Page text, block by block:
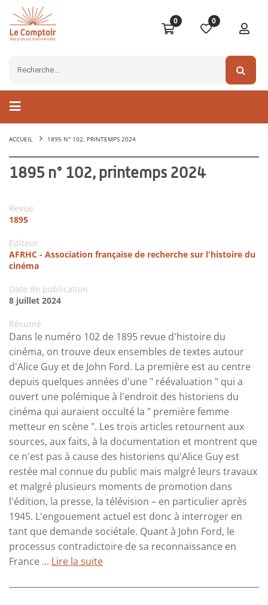
0 0
ACCUEIL 1895 N° 102, PRINTEMPS 2024
1895 n° 102, printemps 2024
Revue
1895
Editeur
AFRHC - Association française de recherche sur l'histoire du
cinéma
Date de publication
8 juillet 2024
Résumé
Dans le numéro 102 de 1895 revue d'histoire du
cinéma, on trouve deux ensembles de textes autour
d'Alice Guy et de John Ford. La première est au centre
depuis quelques années d'une " réévaluation " qui a
ouvert une polémique à l'endroit des historiens du
cinéma qui auraient occulté la " première femme
metteur en scène ". Les trois articles retournent aux
sources, aux faits, à la documentation et montrent que
ce n'est pas à cause des historiens qu'Alice Guy est
restée mal connue du public mais malgré leurs travaux
et malgré plusieurs moments de promotion dans
l'édition, la presse, la télévision – en particulier après
1945. L'engouement actuel est donc à interroger en
tant que demande sociétale. Quant à John Ford, le
processus contradictoire de sa reconnaissance en
France ... Lire la suite